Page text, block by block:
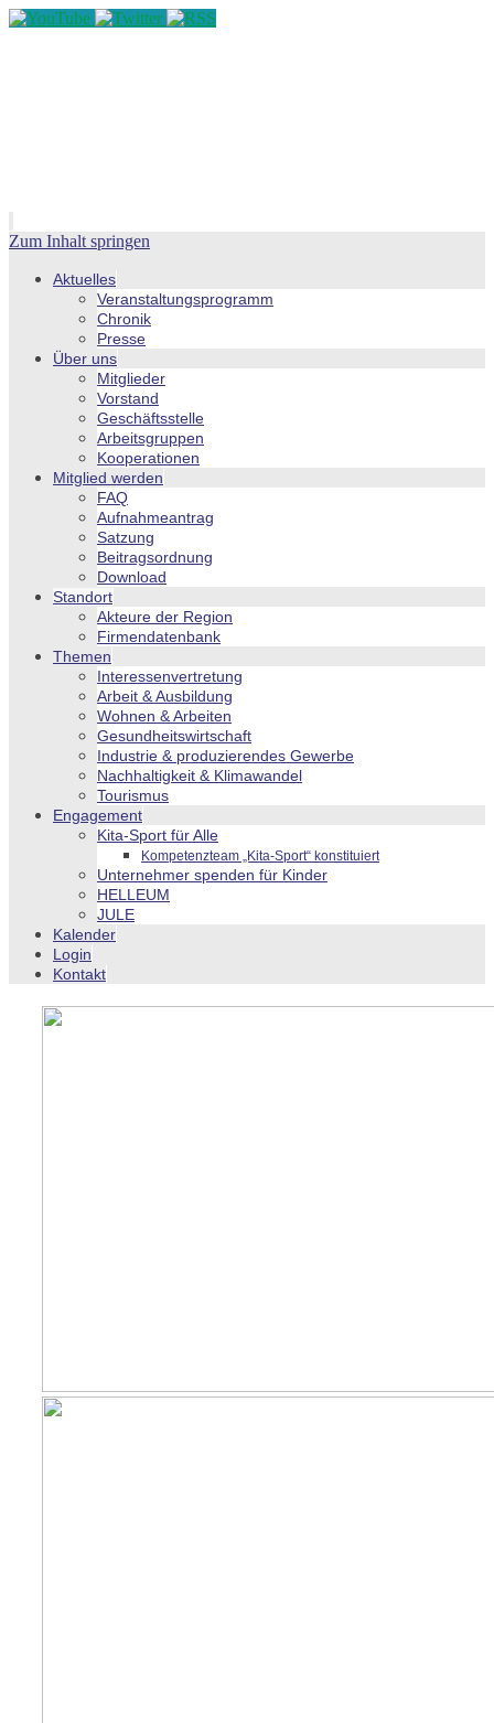
Zum Inhalt springen
Aktuelles
Veranstaltungsprogramm
Chronik
Presse
Über uns
Mitglieder
Vorstand
Geschäftsstelle
Arbeitsgruppen
Kooperationen
Mitglied werden
FAQ
Aufnahmeantrag
Satzung
Beitragsordnung
Download
Standort
Akteure der Region
Firmendatenbank
Themen
Interessenvertretung
Arbeit & Ausbildung
Wohnen & Arbeiten
Gesundheitswirtschaft
Industrie & produzierendes Gewerbe
Nachhaltigkeit & Klimawandel
Tourismus
Engagement
Kita-Sport für Alle
Kompetenzteam „Kita-Sport“ konstituiert
Unternehmer spenden für Kinder
HELLEUM
JULE
Kalender
Login
Kontakt